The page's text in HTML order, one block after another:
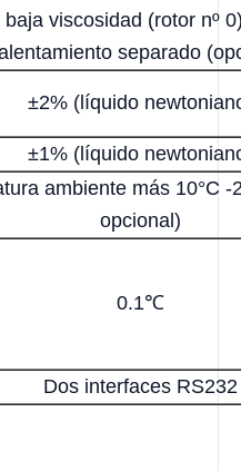
baja viscosidad (rotor nº
separado
±2% (líquido
±1% (líquido
ambiente más 10°C -
opcional)
0.1℃
Dos interfaces RS232